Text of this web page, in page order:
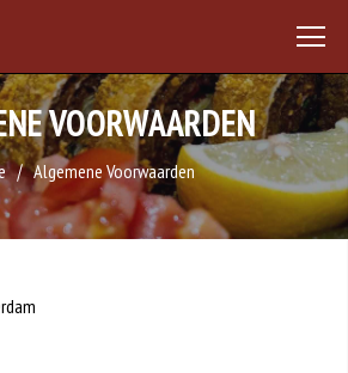
VOORWAARDEN
Algemene Voorwaarden